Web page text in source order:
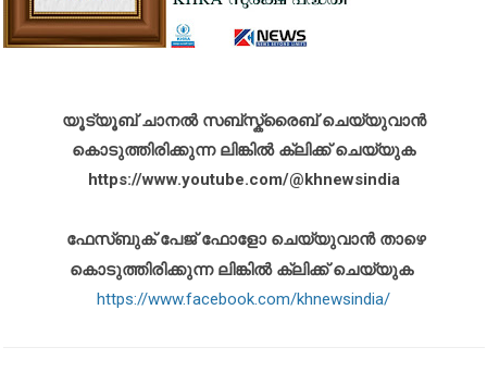
യൂട്യൂബ് ചാനൽ സബ്സ്ക്രൈബ് ചെയ്യുവാൻ
കൊടുത്തിരിക്കുന്ന ലിങ്കിൽ ക്ലിക്ക് ചെയ്യുക
https://www.youtube.com/@khnewsindia
ഫേസ്ബുക് പേജ് ഫോളോ ചെയ്യുവാൻ താഴെ
കൊടുത്തിരിക്കുന്ന ലിങ്കിൽ ക്ലിക്ക് ചെയ്യുക
https://www.facebook.com/khnewsindia/